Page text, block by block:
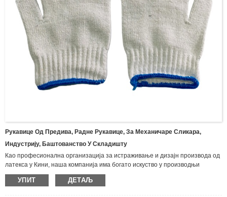
Рукавице Од Предива, Радне Рукавице, За Механичаре Сликара,
Индустрију, Баштованство У Складишту
Као професионална организација за истраживање и дизајн производа од
латекса у Кини, наша компанија има богато искуство у производњи
различитих врста рукавица и производа од латекса, укључујући бутил
рукавице, импрегниране рукавице, неопренске рукавице, рукавице
УПИТ ДЕТАЉ